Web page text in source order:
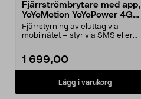
Fjärrströmbrytare med app,
YoYoMotion YoYoPower 4G
Control
Fjärrstyrning av eluttag via
mobilnätet – styr via SMS eller
1 699,00
Lägg i varukorg